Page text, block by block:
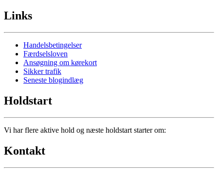
Links
Handelsbetingelser
Færdselsloven
Ansøgning om kørekort
Sikker trafik
Seneste blogindlæg
Holdstart
Vi har flere aktive hold og næste holdstart starter om:
Kontakt